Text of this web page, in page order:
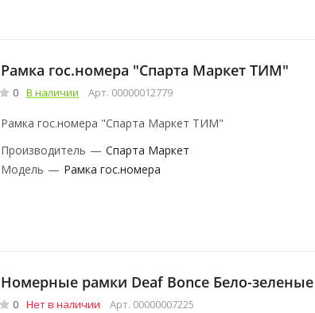
Рамка гос.номера "Спарта Маркет ТИМ"
0 В наличии Арт. 00000012779
Рамка гос.номера "Спарта Маркет ТИМ"
Производитель — Спарта Маркет
Модель — Рамка гос.номера
Номерные рамки Deaf Bonce Бело-зеленые
0 Нет в наличии Арт. 00000007225